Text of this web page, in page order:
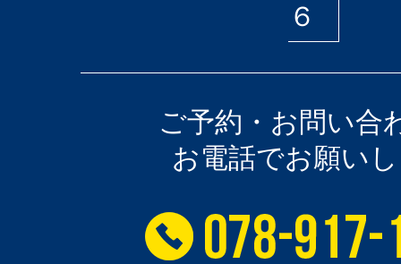
６
ご予約・お問い合
お電話でお願い